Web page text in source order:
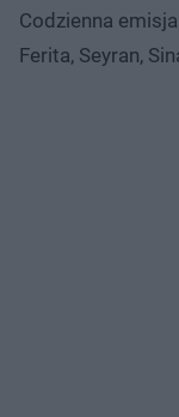
Codzienna
Ferita, Seyran,